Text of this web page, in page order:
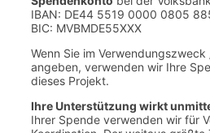
IBAN: DE44 5519 0000 0805
BIC: MVBMDE55XXX
Wenn Sie im Verwendungszweck
angeben, verwenden wir Ihre
dieses Projekt.
Ihre Unterstützung wirkt
Ihrer Spende verwenden wir für